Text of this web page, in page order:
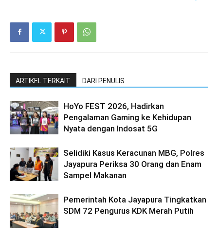
ARTIKEL TERKAIT DARI PENULIS
HoYo FEST 2026, Hadirkan
Pengalaman Gaming ke Kehidupan
Nyata dengan Indosat 5G
Selidiki Kasus Keracunan MBG, Polres
Jayapura Periksa 30 Orang dan Enam
Sampel Makanan
Pemerintah Kota Jayapura Tingkatkan
SDM 72 Pengurus KDK Merah Putih